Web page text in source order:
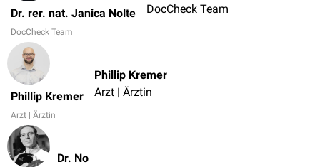
Dr. rer. nat. Janica Nolte
DocCheck Team
DocCheck Team
Phillip Kremer
Arzt | Ärztin
Phillip Kremer
Arzt | Ärztin
Dr. No